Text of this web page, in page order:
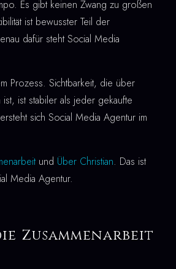
Es gibt keinen Zwang zu großen
ist bewusster Teil der
dafür steht Social Media
Prozess. Sichtbarkeit, die über
ist stabiler als jeder gekaufte
sich Social Media Agentur im
und Über Christian. Das ist
Media Agentur.
Zusammenarbeit